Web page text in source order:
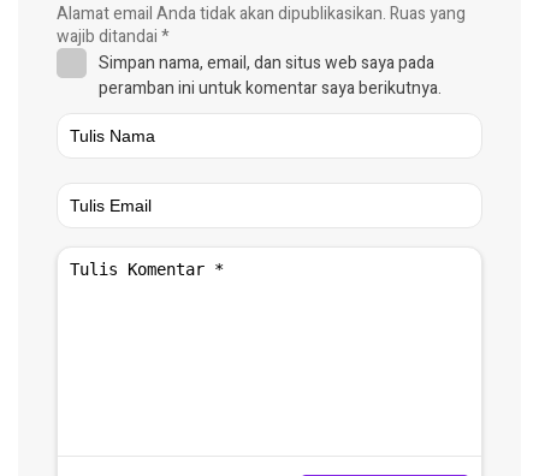
Alamat email Anda tidak akan dipublikasikan.Ruas yang
wajib ditandai*
Simpan nama, email, dan situs web saya pada
peramban ini untuk komentar saya berikutnya.